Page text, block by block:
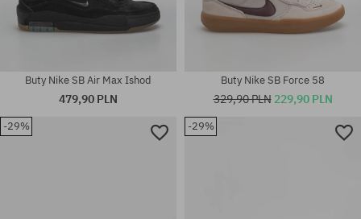
Buty Nike SB Air Max Ishod
479,90 PLN
Buty Nike SB Force 58
329,90 PLN 229,90 PLN
-29% -29%